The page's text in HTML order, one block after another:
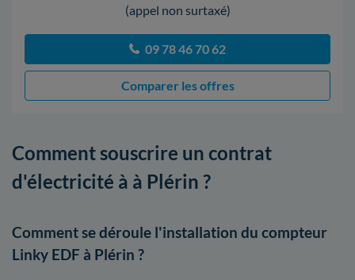
(appel non surtaxé)
09 78 46 70 62
Comparer les offres
Comment souscrire un contrat
d'électricité à à Plérin ?
Comment se déroule l'installation du compteur
Linky EDF à Plérin ?